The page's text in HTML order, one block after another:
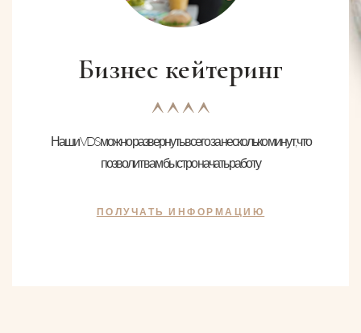
Бизнес кейтеринг
Наши VDS можно развернуть всего за несколько минут, что
позволит вам быстро начать работу
ПОЛУЧАТЬ ИНФОРМАЦИЮ